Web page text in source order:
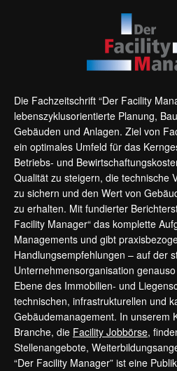
Die Fachzeitschrift “Der Facility
lebenszyklusorientierte Planung,
Gebäuden und Anlagen. Ziel von
ein optimales Umfeld für das
Betriebs- und
Qualität zu steigern, die technische
zu sichern und den Wert von
zu erhalten. Mit fundierter
Facility Manager“ das komplette
Managements und gibt
Handlungsempfehlungen – auf der
Unternehmensorganisation
Ebene des Immobilien- und
technischen, infrastrukturellen und
Gebäudemanagement. In unserem
Branche, die Facility Jobbörse,
Stellenangebote,
“Der Facility Manager” ist eine